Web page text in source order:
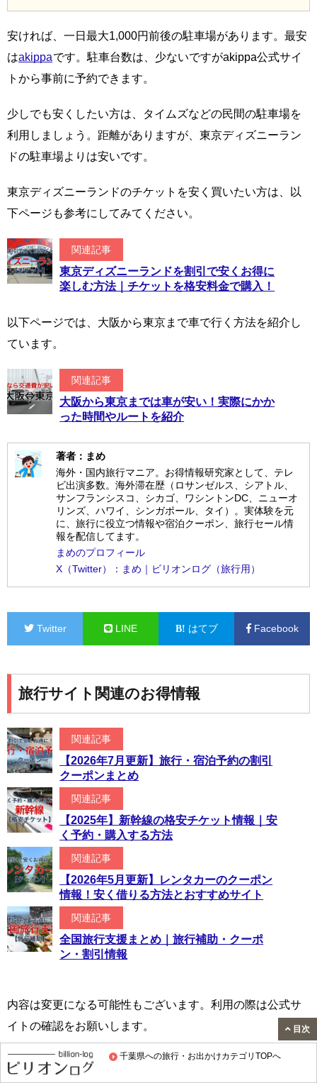
千葉県への旅行・お出かけカテゴリTOPへ
安ければ、一日最大1,000円前後の駐車場があります。最安
はakippaです。駐車台数は、少ないですがakippa公式サイ
トから事前に予約できます。
少しでも安くしたい方は、タイムズなどの民間の駐車場を
利用しましょう。距離がありますが、東京ディズニーラン
ドの駐車場よりは安いです。
東京ディズニーランドのチケットを安く買いたい方は、以
下ページも参考にしてみてください。
関連記事
東京ディズニーランドを割引で安くお得に
楽しむ方法｜チケットを格安料金で購入！
以下ページでは、大阪から東京まで車で行く方法を紹介し
ています。
関連記事
大阪から東京までは車が安い！実際にかか
った時間やルートを紹介
著者：まめ
海外・国内旅行マニア。お得情報研究家として、テレ
ビ出演多数。海外滞在歴（ロサンゼルス、シアトル、
サンフランシスコ、シカゴ、ワシントンDC、ニューオ
リンズ、ハワイ、シンガポール、タイ）。実体験を元
に、旅行に役立つ情報や宿泊クーポン、旅行セール情
報を配信してます。
まめのプロフィール
X（Twitter）：まめ｜ビリオンログ（旅行用）
Twitter LINE はてブ Facebook
旅行サイト関連のお得情報
関連記事
【2026年7月更新】旅行・宿泊予約の割引
クーポンまとめ
関連記事
【2025年】新幹線の格安チケット情報｜安
く予約・購入する方法
関連記事
【2026年5月更新】レンタカーのクーポン
情報！安く借りる方法とおすすめサイト
関連記事
全国旅行支援まとめ｜旅行補助・クーポ
ン・割引情報
内容は変更になる可能性もございます。利用の際は公式サ
イトの確認をお願いします。
ホーム > 旅行・お出かけ
目次